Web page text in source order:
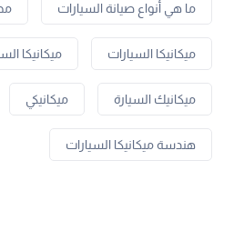
ما هي أنواع صيانة السيارات
ميكانيكا السيارات ميكانيكا
ميكانيك السيارة ميكانيكي
هندسة ميكانيكا السيارات